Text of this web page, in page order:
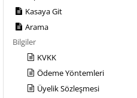
Kasaya Git
Arama
Bilgiler
KVKK
Ödeme Yöntemleri
Üyelik Sözleşmesi